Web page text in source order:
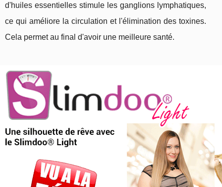
d'huiles essentielles stimule les ganglions lymphatiques,
ce qui améliore la circulation et l'élimination des toxines.
Cela permet au final d'avoir une meilleure santé.